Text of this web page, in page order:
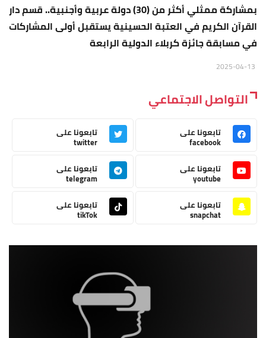
بمشاركة ممثلي أكثر من (30) دولة عربية وأجنبية.. قسم دار
القرآن الكريم في العتبة الحسينية يستقبل أولى المشاركات
في مسابقة جائزة كربلاء الدولية الرابعة
التواصل الاجتماعي
تابعونا على
facebook
تابعونا على
twitter
تابعونا على
youtube
تابعونا على
telegram
تابعونا على
snapchat
تابعونا على
tikTok